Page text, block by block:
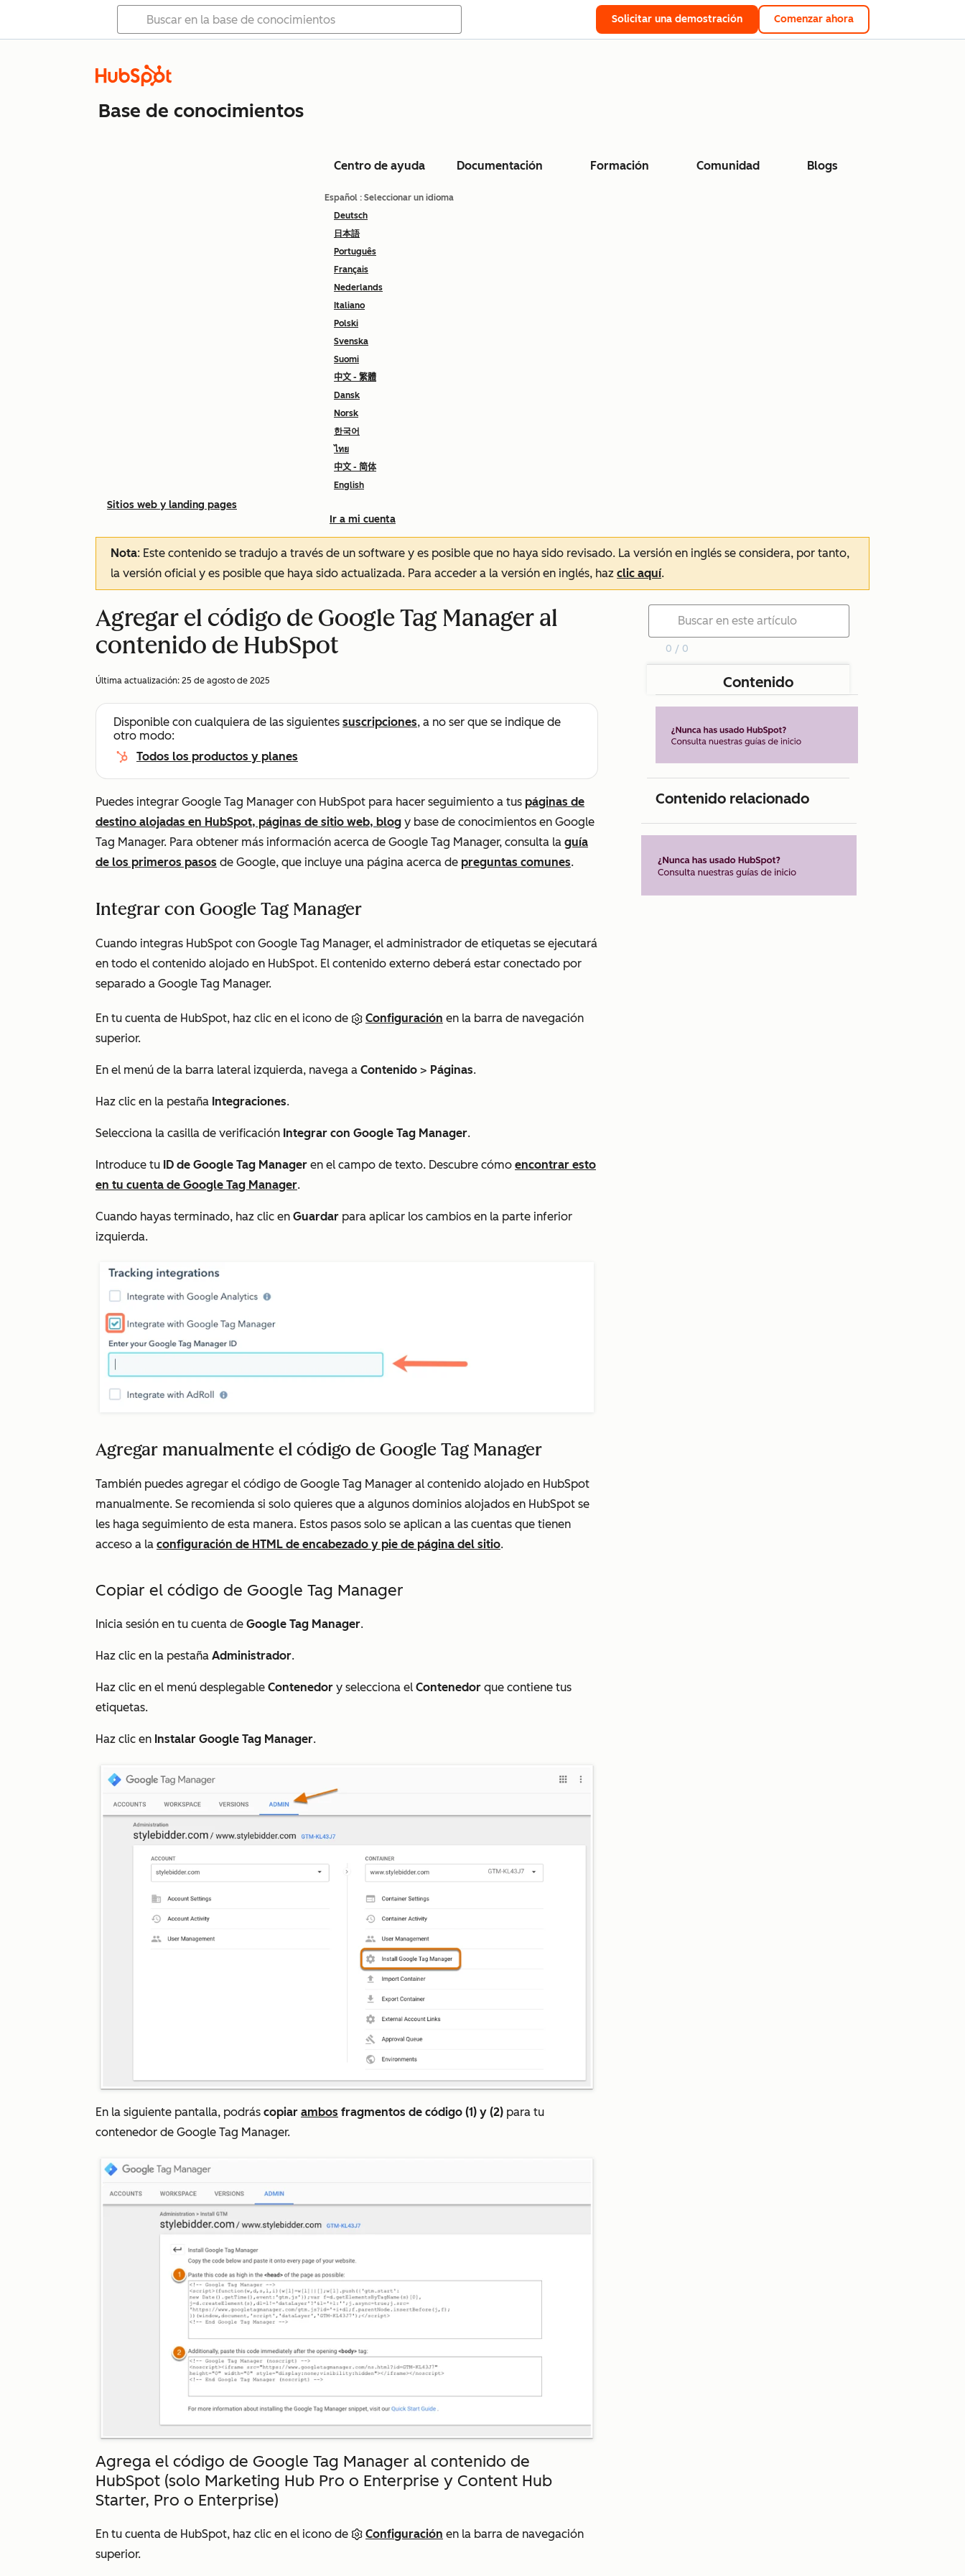
Solicitar una demostración Comenzar ahora
Base de conocimientos
Centro de ayuda Documentación Formación Comunidad Blogs
Español : Seleccionar un idioma
Deutsch
日本語
Português
Français
Nederlands
Italiano
Polski
Svenska
Suomi
中文 - 繁體
Dansk
Norsk
한국어
ไทย
中文 - 简体
English
Ir a mi cuenta
Sitios web y landing pages
Nota: Este contenido se tradujo a través de un software y es posible que no haya sido revisado. La versión en inglés se considera, por tanto,
la versión oficial y es posible que haya sido actualizada. Para acceder a la versión en inglés, haz clic aquí.
Agregar el código de Google Tag Manager al
contenido de HubSpot
Última actualización: 25 de agosto de 2025
Disponible con cualquiera de las siguientes suscripciones, a no ser que se indique de
otro modo:
Todos los productos y planes
Puedes integrar Google Tag Manager con HubSpot para hacer seguimiento a tus páginas de
destino alojadas en HubSpot, páginas de sitio web, blog y base de conocimientos en Google
Tag Manager. Para obtener más información acerca de Google Tag Manager, consulta la guía
de los primeros pasos de Google, que incluye una página acerca de preguntas comunes.
Integrar con Google Tag Manager
Cuando integras HubSpot con Google Tag Manager, el administrador de etiquetas se ejecutará
en todo el contenido alojado en HubSpot. El contenido externo deberá estar conectado por
separado a Google Tag Manager.
En tu cuenta de HubSpot, haz clic en el icono de Configuración en la barra de navegación
superior.
En el menú de la barra lateral izquierda, navega a Contenido > Páginas.
Haz clic en la pestaña Integraciones.
Selecciona la casilla de verificación Integrar con Google Tag Manager.
Introduce tu ID de Google Tag Manager en el campo de texto. Descubre cómo encontrar esto
en tu cuenta de Google Tag Manager.
Cuando hayas terminado, haz clic en Guardar para aplicar los cambios en la parte inferior
izquierda.
Agregar manualmente el código de Google Tag Manager
También puedes agregar el código de Google Tag Manager al contenido alojado en HubSpot
manualmente. Se recomienda si solo quieres que a algunos dominios alojados en HubSpot se
les haga seguimiento de esta manera. Estos pasos solo se aplican a las cuentas que tienen
acceso a la configuración de HTML de encabezado y pie de página del sitio.
Copiar el código de Google Tag Manager
Inicia sesión en tu cuenta de Google Tag Manager.
Haz clic en la pestaña Administrador.
Haz clic en el menú desplegable Contenedor y selecciona el Contenedor que contiene tus
etiquetas.
Haz clic en Instalar Google Tag Manager.
En la siguiente pantalla, podrás copiar ambos fragmentos de código (1) y (2) para tu
contenedor de Google Tag Manager.
Agrega el código de Google Tag Manager al contenido de
HubSpot (solo Marketing Hub Pro o Enterprise y Content Hub
Starter, Pro o Enterprise)
En tu cuenta de HubSpot, haz clic en el icono de Configuración en la barra de navegación
superior.
0 / 0
Contenido
Contenido relacionado